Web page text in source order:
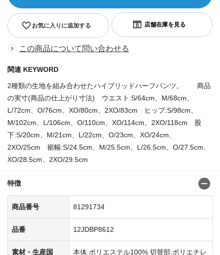
お気に入りに追加する
この商品について問い合わせる
関連 KEYWORD
2種類の生地を組み合わせたハイブリッドハーフパンツ。 商品
の実寸(商品の仕上がり寸法) ウエスト:S/64cm、M/68cm、
L/72cm、O/76cm、XO/80cm、2XO/83cm ヒップ:S/98cm、
M/102cm、L/106cm、O/110cm、XO/114cm、2XO/118cm 股
下:S/20cm、M/21cm、L/22cm、O/23cm、XO/24cm、
2XO/25cm 裾幅:S/24.5cm、M/25.5cm、L/26.5cm、O/27.5cm、
XO/28.5cm、2XO/29.5cm
特徴
商品番号 81291734
品番 12JDBP8612
素材・生産国 本体:ポリエステル100% 切替部:ポリエチレ